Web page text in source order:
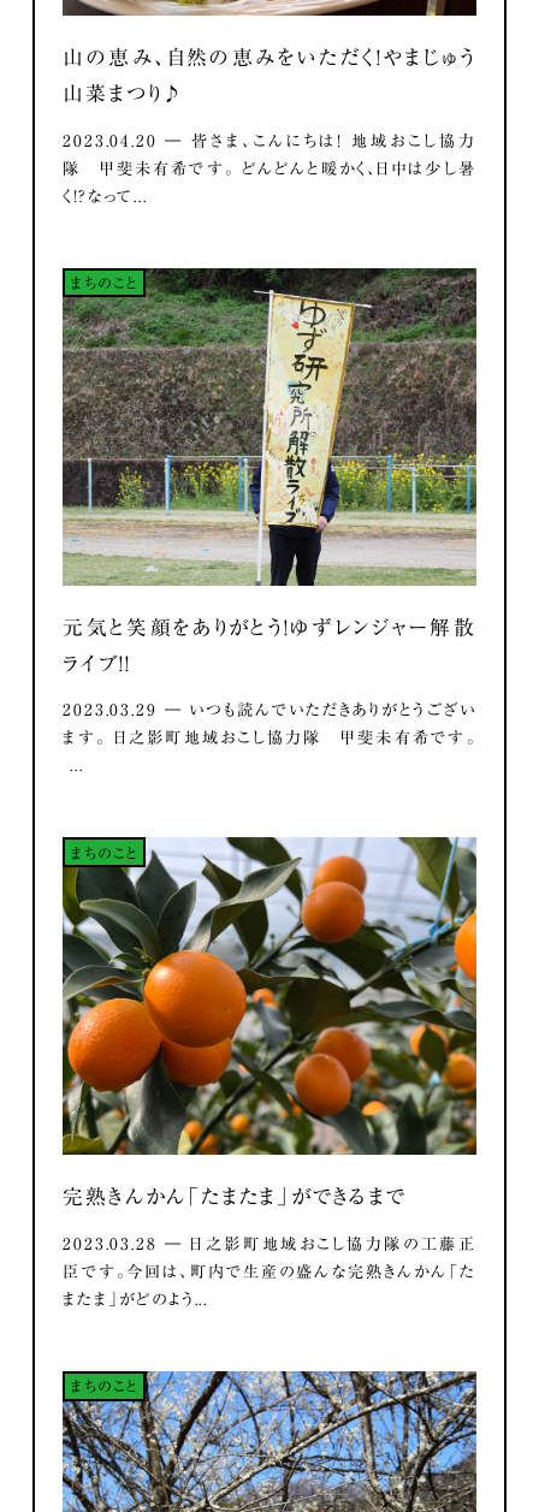
山の恵み、自然の恵みをいただく！やまじゅう
山菜まつり♪
2023.04.20 ― 皆さま、こんにちは！ 地域おこし協力
隊 甲斐未有希です。 どんどんと暖かく、日中は少し暑
く！？なって...
まちのこと
元気と笑顔をありがとう！ゆずレンジャー解散
ライブ！！
2023.03.29 ― いつも読んでいただきありがとうござい
ます。 日之影町地域おこし協力隊 甲斐未有希です。
...
まちのこと
完熟きんかん「たまたま」ができるまで
2023.03.28 ― 日之影町地域おこし協力隊の工藤正
臣です。今回は、町内で生産の盛んな完熟きんかん「た
またま」がどのよう...
まちのこと